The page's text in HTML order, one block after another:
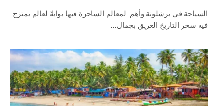
السياحة في برشلونة وأهم المعالم الساحرة فيها بوابةً لعالم يمتزج
فيه سحر التاريخ العريق بجمال…